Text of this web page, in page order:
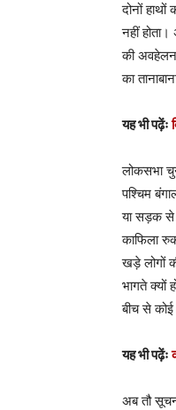
दोनों
नहीं
की
का
यह भी पढ़ेंः
लोकसभा
पश्चिम
या सड़क से
काफिला
खड़े लोगों
भागते क्यों
बीच से कोई
यह भी पढ़ेंः
अब तौ